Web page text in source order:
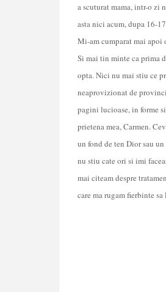
a scuturat mama, intr-o zi
asta nici acum, dupa 16-
Mi-am cumparat mai apoi
Si mai tin minte ca prima
opta. Nici nu mai stiu ce
neaprovizionat de
pagini lucioase, in forme
prietena mea, Carmen.
un fond de ten Dior sau
nu stiu cate ori si imi
mai citeam despre
care ma rugam fierbinte